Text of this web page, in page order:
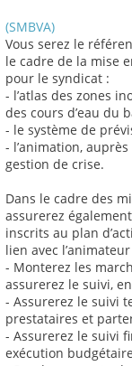
(SMBVA)
Vous serez le
le cadre de la mise
pour le syndicat :
- l’atlas des zones
des cours d’eau du
- le système de
- l’animation,
gestion de crise.
Dans le cadre des
assurerez
inscrits au plan
lien avec
- Monterez les
assurerez le suivi,
- Assurerez le suivi
prestataires et
- Assurerez le suivi
exécution